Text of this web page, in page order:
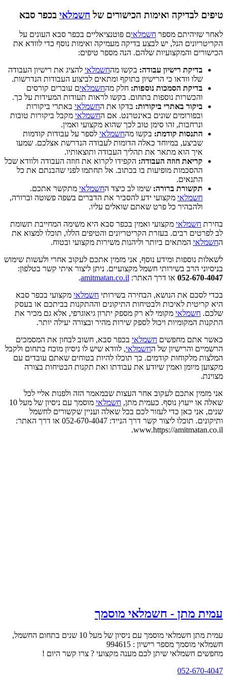
טיפים לבדיקה ואימות הכישורים של חשמלאי בכפר סבא
לאחר שזיהיתם מספר חשמלאים פוטנציאליים בכפר סבא העונים על
הקריטריונים הנל, יש לבצע בדיקה מעמיקה ואימות נוסף כדי לוודא את
הכישורים והמקצועיות שלהם. הנה מספר טיפים:
בדיקת רישיון עבודה: בקשו מהחשמלאי להציג את רישיון העבודה
שלו וודאו כי הרישיון בתוקף ומתאים לביצוע העבודות הנדרשות.
בדיקת הסמכות נוספות: חלק מהחשמלאים עוברים קורסים
והכשרות נוספות בתחום. בקשו לראות תעודות המעידות על כך.
ביקור באתרי ביקורות: בדקו את החשמלאי באתרי ביקורות
ובפורומים שונים באינטרנט. אם החשמלאי מקבל ביקורות טובות
ונרחבות, זהו סימן טוב לכך שהוא מקצועי ואמין.
התנסות קודמת: בקשו מהחשמלאי לספר על עבודות קודמות
שביצע, במיוחד כאלה הדומות לעבודה הנדרשת אצלכם. שמעו
איך הוא מתאר את תהליך העבודה ותוצאותיו.
קריאת חוזה העבודה: הקפידו לקרוא את חוזה העבודה ולוודא שכל
ההסכמות מופיעות בו בכתוב. אל תחתמו לפני שהבנתם את כל
התנאים.
תקשורת ברורה: שימו לב כיצד החשמלאי מתקשר אתכם.
חשמלאי מקצועי ידע להסביר את הדברים בשפה פשוטה וברורה,
ולהבהיר כל פרט שאתם שואלים עליו.
בחירת חשמלאי מקצועי ואמין בכפר סבא היא משימה המחייבת תשומת
לב לפרטים רבים. בעזרת הקריטריונים והטיפים הללו, תוכלו למצוא את
החשמלאי המתאים ביותר וליהנות משירות מקצועי ובטוח.
לשאלות נוספות ומידע נוסף, אני מזמין אתכם לעקוב אחרי ולעשות שימוש
בניסיוני הרב בשירותי חשמל מקצועיים. ניתן ליצור איתי קשר בטלפון:
052-670-4047 או דרך האתר: amitmatan.co.il
.
בכדי לסכם את הנושא, הבחירה בשירותי חשמלאי מקצועי בכפר סבא
היא קריטית לאיכות ולבטיחות התיקונים וההתקנות בביתכם או בעסק
שלכם. חשמלאי מקומי לא רק מספק יתרון גיאוגרפי, אלא גם מכיר את
התקנות המקומיות ויכול לספק שירות מהיר ובצורה יעילה יותר.
כאשר אתם מחפשים חשמלאי בכפר סבא, חשוב לבחון את המסמכים
הרשמיים והרישיון של החשמלאי, לוודא שיש לו ניסיון מוכח בתחום ולקבל
המלצות מלקוחות קודמים. כך תוכלו להיות בטוחים שאתם עובדים עם
מקצוען מיומן ואמין שיודע את עבודתו ואת תקנות הבטיחות בצורה
מצוינת.
אני מזמין אתכם לעקוב אחר העצות שבמאמר הזה ולפנות אליי לכל
שאלה או ייעוץ נוסף. כעמית מתן, חשמלאי
מוסמך עם ניסיון של מעל 10
שנים, אני כאן כדי לעזור לכם בכל שאלה ועניין שקשורים לחשמל
ותיקונים. תוכלו ליצור קשר דרך הנייד: 052-670-4047 או דרך האתר:
www.https://amitmatan.co.il.
עמית מתן - חשמלאי מוסמך
עמית מתן חשמלאי מוסמך עם ניסיון של מעל 10 שנים בתחום החשמל,
חשמלאי מוסמך מספר רישיון : 994615
מחפשים חשמלאי שיתן לכם מענה מקצועי ? צרו קשר היום !
052-670-4047